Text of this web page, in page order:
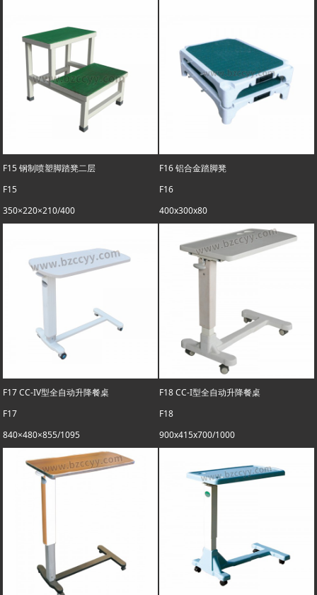
F15 钢制喷塑脚踏凳二层
F15
350×220×210/400
F16 铝合金踏脚凳
F16
400x300x80
F17 CC-IV型全自动升降餐桌
F17
840×480×855/1095
F18 CC-I型全自动升降餐桌
F18
900x415x700/1000